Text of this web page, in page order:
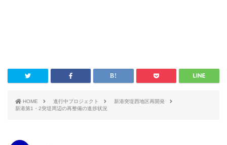
HOME 進行中プロジェクト
新港突堤西地区再開発
新港第1・2突堤周辺の再整備の進捗状況